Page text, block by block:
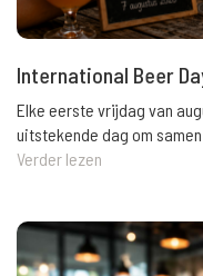
International Beer
Elke eerste vrijdag van
uitstekende dag om
Verder lezen